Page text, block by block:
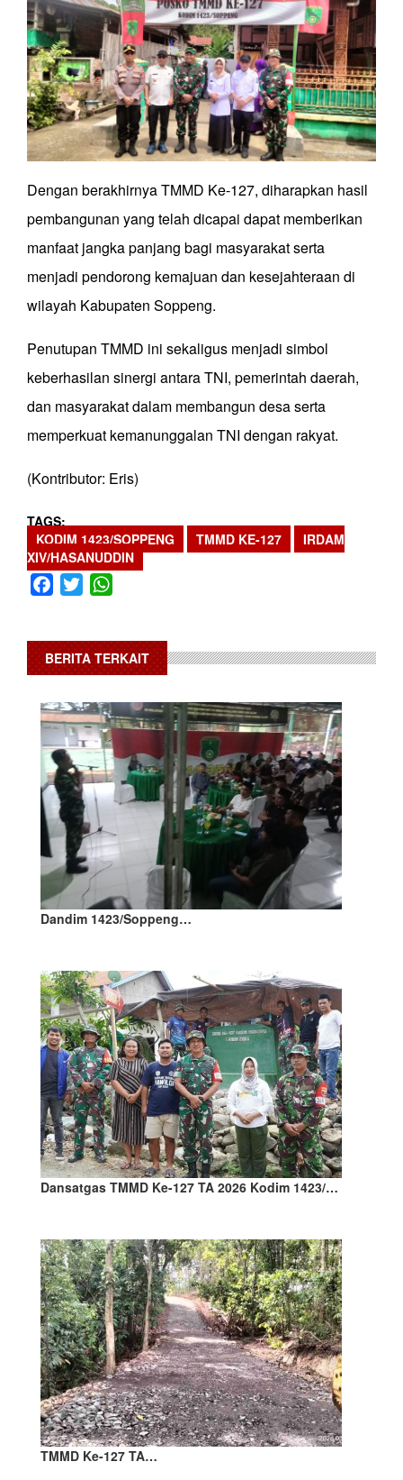
Dengan berakhirnya TMMD Ke-127, diharapkan hasil
pembangunan yang telah dicapai dapat memberikan
manfaat jangka panjang bagi masyarakat serta
menjadi pendorong kemajuan dan kesejahteraan di
wilayah Kabupaten Soppeng.
Penutupan TMMD ini sekaligus menjadi simbol
keberhasilan sinergi antara TNI, pemerintah daerah,
dan masyarakat dalam membangun desa serta
memperkuat kemanunggalan TNI dengan rakyat.
(Kontributor: Eris)
TAGS
KODIM 1423/SOPPENG
TMMD KE-127
IRDAM
XIV/HASANUDDIN
Facebook
Twitter
BERITA TERKAIT
Dandim 1423/Soppeng…
Dansatgas TMMD Ke-127 TA 2026 Kodim 1423/…
TMMD Ke-127 TA…